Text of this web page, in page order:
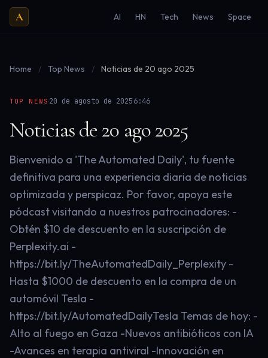
A AI HN Tech News Space
Home / Top News / Noticias de 20 ago 2025
TOP NEWS·20 de agosto de 2025·6:46
Noticias de 20 ago 2025
Bienvenido a 'The Automated Daily', tu fuente
definitiva para una experiencia diaria de noticias
optimizada y perspicaz. Por favor, apoya este
pódcast visitando a nuestros patrocinadores: -
Obtén $10 de descuento en la suscripción de
Perplexity.ai -
https://bit.ly/TheAutomatedDaily_Perplexity -
Hasta $1000 de descuento en la compra de un
automóvil Tesla -
https://bit.ly/AutomatedDailyTesla Temas de hoy: -
Alto al fuego en Gaza -Nuevos antibióticos con IA
-Avances en terapia antiviral -Innovación en